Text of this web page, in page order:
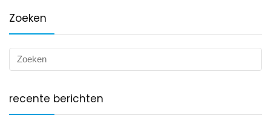
Zoeken
recente berichten